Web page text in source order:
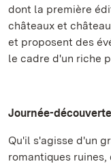
dont la première
châteaux et
et proposent des
le cadre d'un riche
Journée-
Qu'il s'agisse d'un
romantiques